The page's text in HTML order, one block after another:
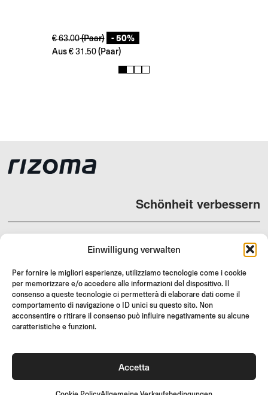
Einwilligung verwalten
Per fornire le migliori esperienze, utilizziamo tecnologie come i cookie
per memorizzare e/o accedere alle informazioni del dispositivo. Il
consenso a queste tecnologie ci permetterà di elaborare dati come il
comportamento di navigazione o ID unici su questo sito. Non
acconsentire o ritirare il consenso può influire negativamente su alcune
caratteristiche e funzioni.
Accetta
€63.00(Paar) - 50%
Aus €31.50 (Paar)
1 2 3 4
Schönheit verbessern
HÄNDLER
SUPPORT & FAQ
RÜCKGABE
MONTAGEANLEITUNG
JOIN US
Werde Teil der Rizoma-Community und erhalte Zugang zu